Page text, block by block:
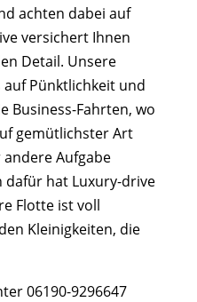
achten dabei auf
versichert Ihnen
Detail. Unsere
Pünktlichkeit und
Business-Fahrten, wo
gemütlichster Art
Aufgabe
dafür hat Luxury-drive
Flotte ist voll
Kleinigkeiten, die
06190-9296647